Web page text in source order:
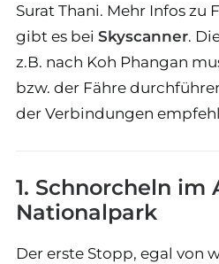
Surat Thani. Mehr Infos zu
gibt es bei Skyscanner.
z.B. nach Koh Phangan
bzw. der Fähre
der Verbindungen
1. Schnorcheln im
Nationalpark
Der erste Stopp, egal von